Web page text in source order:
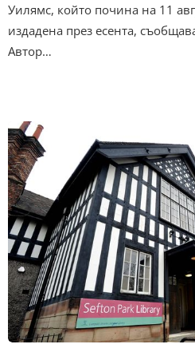
Уилямс, който почина на 11
издадена през есента,
Автор…